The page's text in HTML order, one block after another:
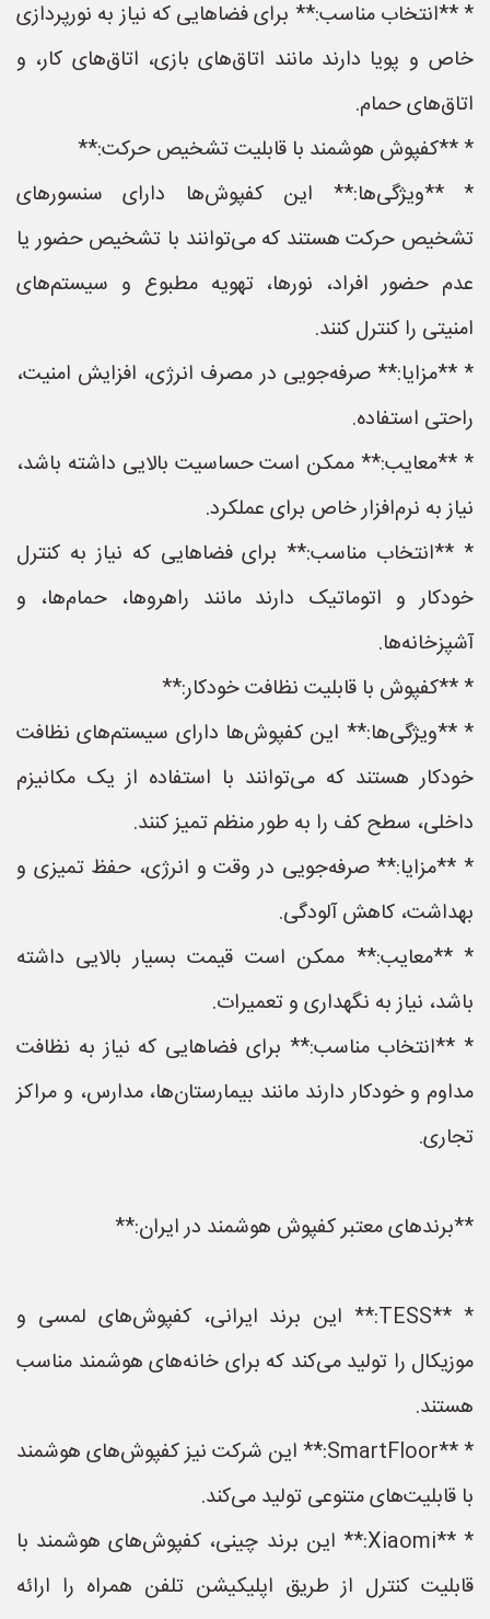
* **انتخاب مناسب:** برای فضاهایی که نیاز به نورپردازی
خاص و پویا دارند مانند اتاق‌های بازی، اتاق‌های کار، و
اتاق‌های حمام.
* **کفپوش هوشمند با قابلیت تشخیص حرکت:**
* **ویژگی‌ها:** این کفپوش‌ها دارای سنسورهای
تشخیص حرکت هستند که می‌توانند با تشخیص حضور یا
عدم حضور افراد، نورها، تهویه مطبوع و سیستم‌های
امنیتی را کنترل کنند.
* **مزایا:** صرفه‌جویی در مصرف انرژی، افزایش امنیت،
راحتی استفاده.
* **معایب:** ممکن است حساسیت بالایی داشته باشد،
نیاز به نرم‌افزار خاص برای عملکرد.
* **انتخاب مناسب:** برای فضاهایی که نیاز به کنترل
خودکار و اتوماتیک دارند مانند راهروها، حمام‌ها، و
آشپزخانه‌ها.
* **کفپوش با قابلیت نظافت خودکار:**
* **ویژگی‌ها:** این کفپوش‌ها دارای سیستم‌های نظافت
خودکار هستند که می‌توانند با استفاده از یک مکانیزم
داخلی، سطح کف را به طور منظم تمیز کنند.
* **مزایا:** صرفه‌جویی در وقت و انرژی، حفظ تمیزی و
بهداشت، کاهش آلودگی.
* **معایب:** ممکن است قیمت بسیار بالایی داشته
باشد، نیاز به نگهداری و تعمیرات.
* **انتخاب مناسب:** برای فضاهایی که نیاز به نظافت
مداوم و خودکار دارند مانند بیمارستان‌ها، مدارس، و مراکز
تجاری.
**برندهای معتبر کفپوش هوشمند در ایران:**
* **TESS:** این برند ایرانی، کفپوش‌های لمسی و
موزیکال را تولید می‌کند که برای خانه‌های هوشمند مناسب
هستند.
* **SmartFloor:** این شرکت نیز کفپوش‌های هوشمند
با قابلیت‌های متنوعی تولید می‌کند.
* **Xiaomi:** این برند چینی، کفپوش‌های هوشمند با
قابلیت کنترل از طریق اپلیکیشن تلفن همراه را ارائه